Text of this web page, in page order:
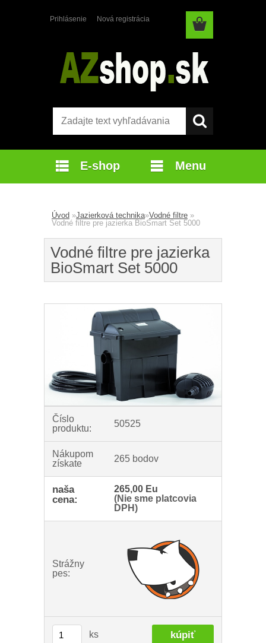
Prihlásenie Nová registrácia
E-shop Menu
Úvod »Jazierková technika»Vodné filtre »
Vodné filtre pre jazierka BioSmart Set 5000
Vodné filtre pre jazierka
BioSmart Set 5000
Číslo
produktu:
50525
Nákupom
získate
265 bodov
naša
cena:
265,00 Eu
(Nie sme platcovia
DPH)
Strážny
pes:
ks